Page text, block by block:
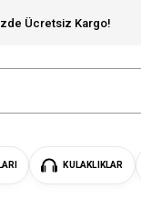
Ücretsiz Kargo!
KULAKLIKLAR